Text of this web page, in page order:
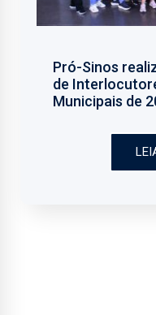
Pró-Sinos
de
Municipais de